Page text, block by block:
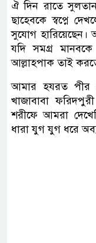
ঐ দিন রাতে
ছাহেবকে স্বপ্নে
সুযোগ
যদি সমগ্র
আল্লাহপাক তাই
আমার হযরত পীর
খাজাবাবা
শরীফে আমরা
ধারা যুগ যুগ ধরে